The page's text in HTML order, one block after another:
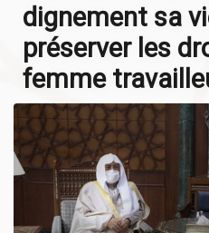
dignement sa
préserver les
femme